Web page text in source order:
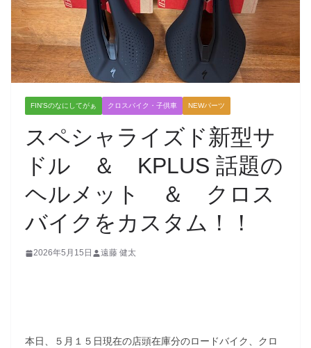
FIN'Sのなにしてがぁ クロスバイク・子供車 NEWパーツ
スペシャライズド新型サ
ドル ＆ KPLUS 話題の
ヘルメット ＆ クロス
バイクをカスタム！！
2026年5月15日 遠藤 健太
本日、５月１５日現在の店頭在庫分のロードバイク、クロ